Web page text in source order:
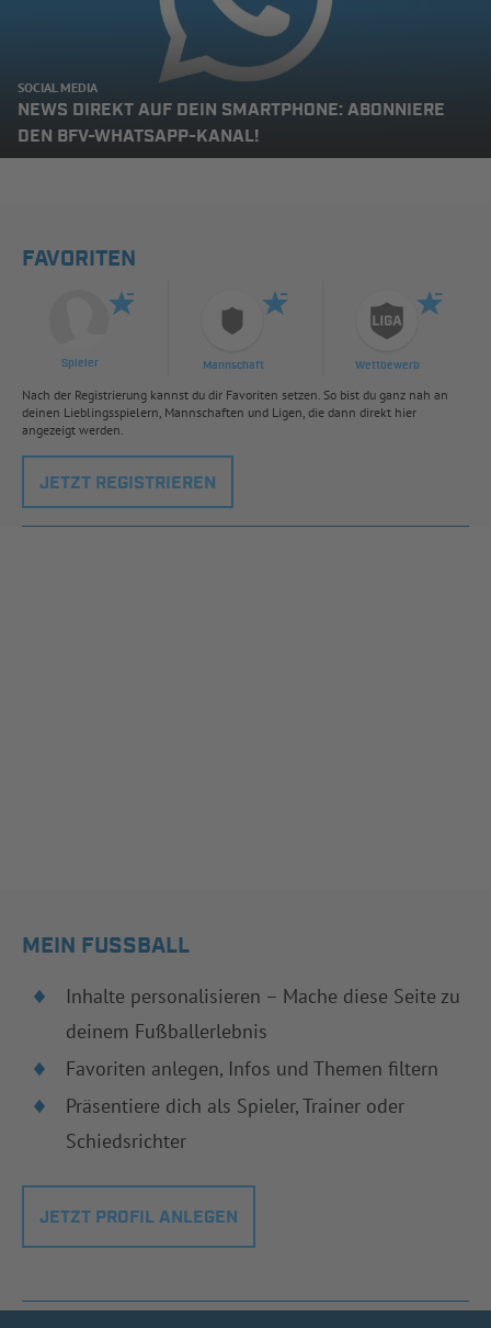
SOCIAL MEDIA
NEWS DIREKT AUF DEIN SMARTPHONE: ABONNIERE
DEN BFV-WHATSAPP-KANAL!
FAVORITEN
Spieler Mannschaft Wettbewerb
Nach der Registrierung kannst du dir Favoriten setzen. So bist du ganz nah an
deinen Lieblingsspielern, Mannschaften und Ligen, die dann direkt hier
angezeigt werden.
JETZT REGISTRIEREN
MEIN FUSSBALL
Inhalte personalisieren – Mache diese Seite zu
deinem Fußballerlebnis
Favoriten anlegen, Infos und Themen filtern
Präsentiere dich als Spieler, Trainer oder
Schiedsrichter
JETZT PROFIL ANLEGEN